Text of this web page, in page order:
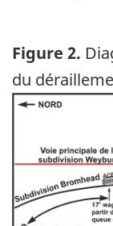
Figure 2.
du
Image